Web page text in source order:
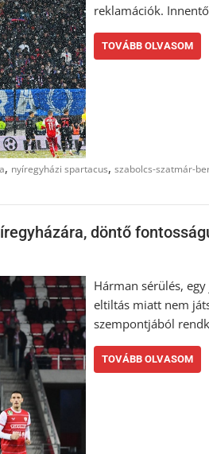
reklamációk.
TOVÁBB OLVASOM
, nyíregyházi spartacus, szabolcs-szatmár-
döntő
Hárman sérülés,
eltiltás miatt nem
szempontjából
TOVÁBB OLVASOM